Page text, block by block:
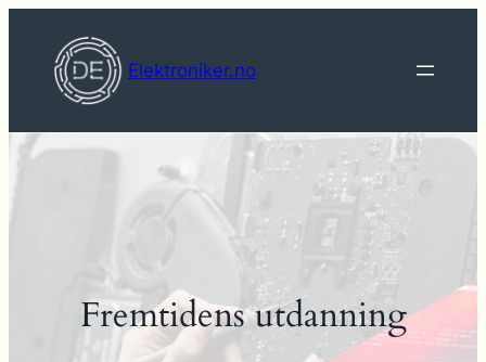
innhold
Elektroniker.no
Fremtidens utdanning